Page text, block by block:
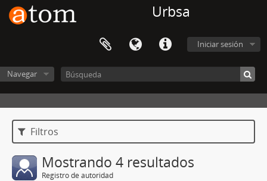
Urbsa
Iniciar sesión
Navegar
Filtros
Mostrando 4 resultados
Registro de autoridad